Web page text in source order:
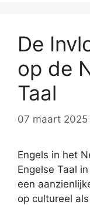
De
op de
Taal
07 maart 2025
Engels in het
Engelse Taal
een
op cultureel